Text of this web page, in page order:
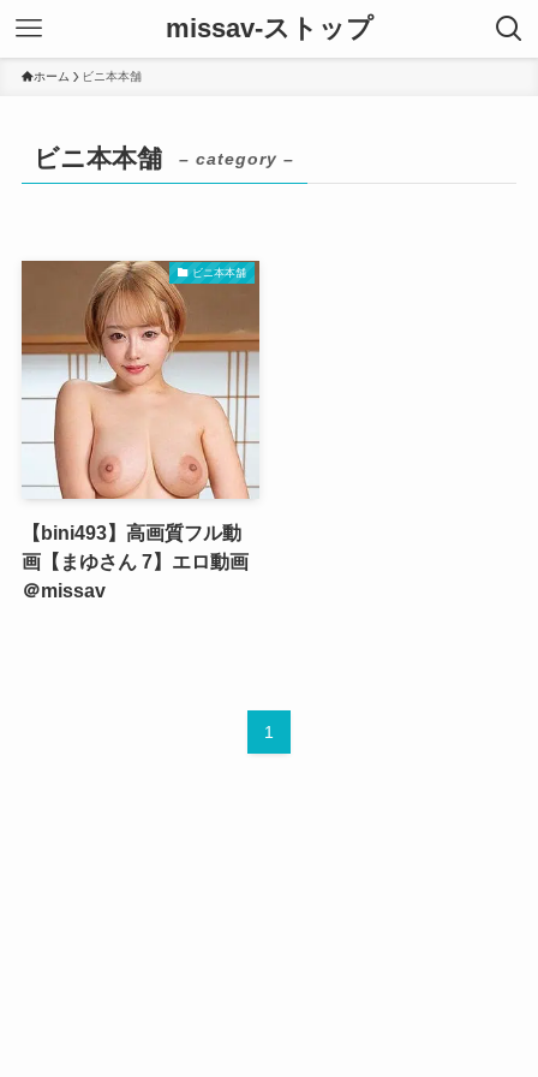
missav-ストップ
ホーム ビニ本本舗
ビニ本本舗 – category –
ビニ本本舗
【bini493】高画質フル動
画【まゆさん 7】エロ動画
＠missav
1